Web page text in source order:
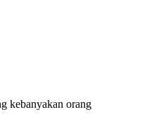
kebanyakan orang